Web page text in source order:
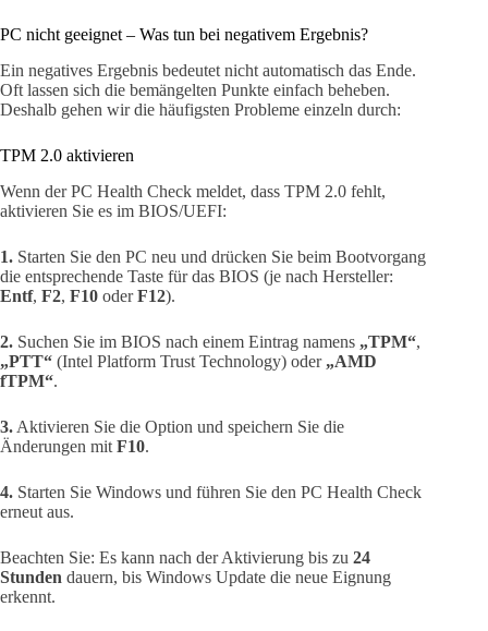
PC nicht geeignet – Was tun bei negativem Ergebnis?
Ein negatives Ergebnis bedeutet nicht automatisch das Ende.
Oft lassen sich die bemängelten Punkte einfach beheben.
Deshalb gehen wir die häufigsten Probleme einzeln durch:
TPM 2.0 aktivieren
Wenn der PC Health Check meldet, dass TPM 2.0 fehlt,
aktivieren Sie es im BIOS/UEFI:
1. Starten Sie den PC neu und drücken Sie beim Bootvorgang
die entsprechende Taste für das BIOS (je nach Hersteller:
Entf, F2, F10 oderF12).
2. Suchen Sie im BIOS nach einem Eintrag namens „TPM“,
„PTT“ (Intel Platform Trust Technology) oder „AMD
fTPM“.
3. Aktivieren Sie die Option und speichern Sie die
Änderungen mit F10.
4. Starten Sie Windows und führen Sie den PC Health Check
erneut aus.
Beachten Sie: Es kann nach der Aktivierung bis zu 24
Stunden dauern, bis Windows Update die neue Eignung
erkennt.